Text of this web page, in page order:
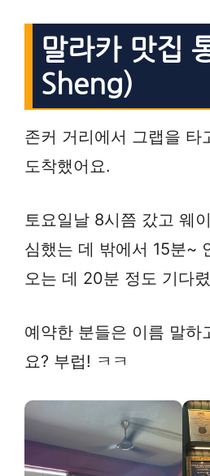
말라카 맛집
Sheng)
존커 거리에서 그랩을 타
도착했어요.
토요일날 8시쯤 갔고 웨
심했는 데 밖에서 15분~
오는 데 20분 정도 기다
예약한 분들은 이름 말하
요? 부럽! ㅋㅋ